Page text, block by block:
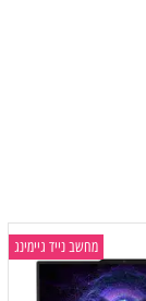
מחשב נייד גיימינג